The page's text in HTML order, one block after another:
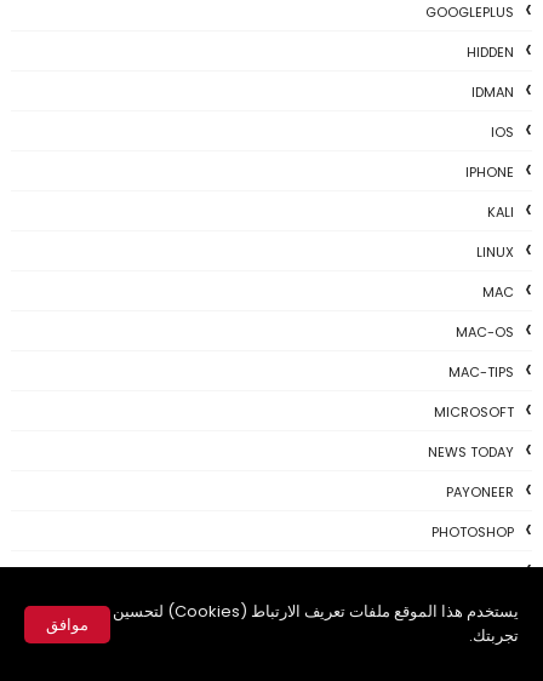
يستخدم هذا الموقع ملفات تعريف الارتباط (Cookies) لتحسين
تجربتك.
موافق
GOOGLEPLUS
HIDDEN
IDMAN
IOS
IPHONE
KALI
LINUX
MAC
MAC-OS
MAC-TIPS
MICROSOFT
NEWS TODAY
PAYONEER
PHOTOSHOP
PROGRAMING
PROGRAMS